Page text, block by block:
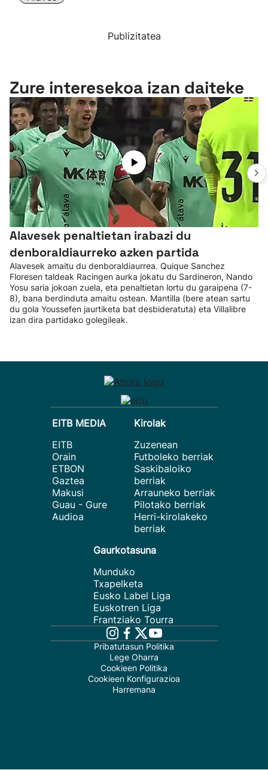
Publizitatea
Zure interesekoa izan daiteke
Alavesek penaltietan irabazi du
denboraldiaurreko azken partida
Alavesek amaitu du denboraldiaurrea. Quique Sanchez
Floresen taldeak Racingen aurka jokatu du Sardineron, Nando
Yosu saria jokoan zuela, eta penaltietan lortu du garaipena (7-
8), bana berdinduta amaitu ostean. Mantilla (bere atean sartu
du gola Youssefen jaurtiketa bat desbideratuta) eta Villalibre
izan dira partidako golegileak.
EITB MEDIA
EITB
Orain
ETBON
Gaztea
Makusi
Guau - Gure
Audioa
Kirolak
Zuzenean
Futboleko berriak
Saskibaloiko
berriak
Arrauneko berriak
Pilotako berriak
Herri-kirolakeko
berriak
Gaurkotasuna
Munduko
Txapelketa
Eusko Label Liga
Euskotren Liga
Frantziako Tourra
Pribatutasun Politika
Lege Oharra
Cookieen Politika
Cookieen Konfigurazioa
Harremana